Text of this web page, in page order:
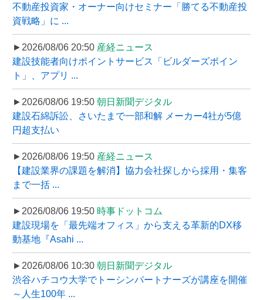
不動産投資家・オーナー向けセミナー「勝てる不動産投
資戦略」に ...
►2026/08/06 20:50 産経ニュース
建設技能者向けポイントサービス「ビルダーズポイン
ト」、アプリ ...
►2026/08/06 19:50 朝日新聞デジタル
建設石綿訴訟、さいたまで一部和解 メーカー4社が5億
円超支払い
►2026/08/06 19:50 産経ニュース
【建設業界の課題を解消】協力会社探しから採用・集客
まで一括 ...
►2026/08/06 19:50 時事ドットコム
建設現場を「最先端オフィス」から支える革新的DX移
動基地『Asahi ...
►2026/08/06 10:30 朝日新聞デジタル
渋谷ハチコウ大学でトーシンパートナーズが講座を開催
～人生100年 ...